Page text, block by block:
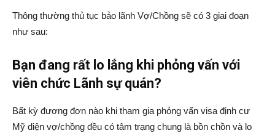
Thông thường thủ tục bảo lãnh Vợ/Chồng sẽ có 3 giai đoạn
như sau:
Bạn đang rất lo lắng khi phỏng vấn với
viên chức Lãnh sự quán?
Bất kỳ đương đơn nào khi tham gia phỏng vấn visa định cư
Mỹ diện vợ/chồng đều có tâm trạng chung là bồn chồn và lo